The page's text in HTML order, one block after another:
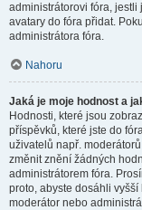
administrátorovi fóra,
avatary do fóra přidat.
administrátora fóra.
Nahoru
Jaká je moje hodnost a
Hodnosti, které jsou
příspěvků, které jste do
uživatelů např.
změnit znění žádných
administrátorem fóra.
proto, abyste dosáhli
moderátor nebo